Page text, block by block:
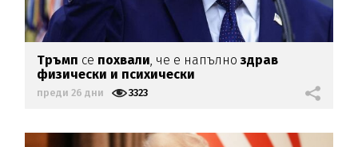
Тръмп се похвали , че е напълноздрав
физически и психически
преди 26 дни 3323